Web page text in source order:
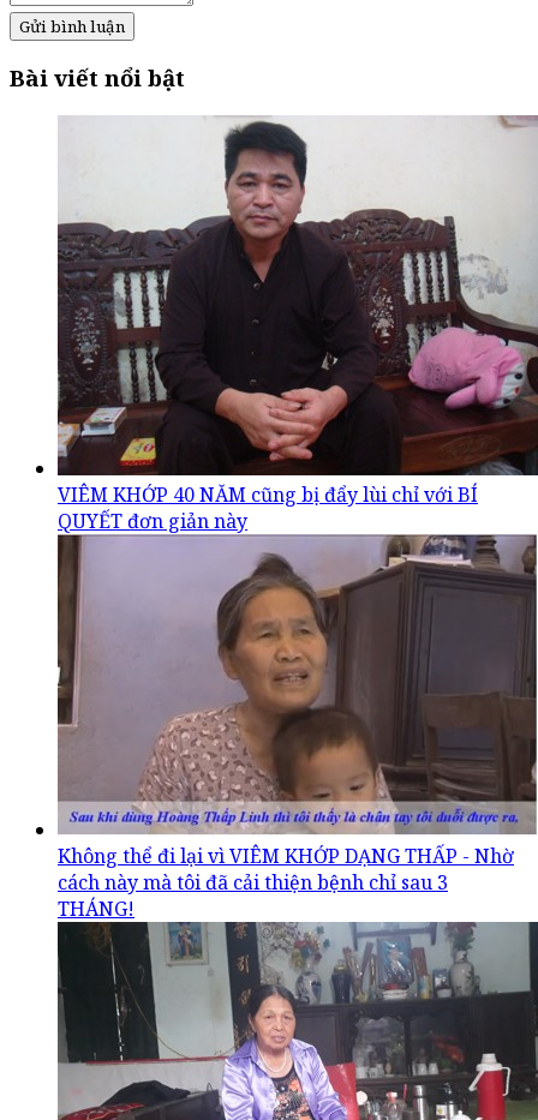
Gửi bình luận
Bài viết nổi bật
VIÊM KHỚP 40 NĂM cũng bị đẩy lùi chỉ với BÍ
QUYẾT đơn giản này
Không thể đi lại vì VIÊM KHỚP DẠNG THẤP - Nhờ
cách này mà tôi đã cải thiện bệnh chỉ sau 3
THÁNG!